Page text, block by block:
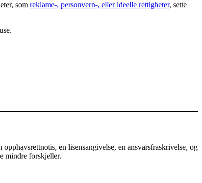
som reklame-, personvern-, eller ideelle rettigheter, sette
en lisensangivelse, en ansvarsfraskrivelse, og
mindre forskjeller.